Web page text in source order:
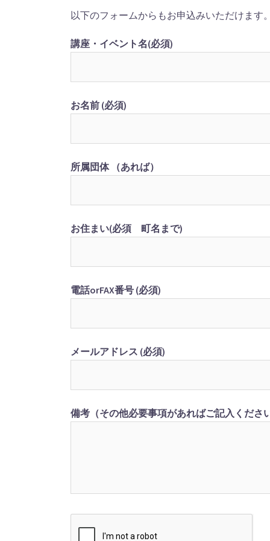
以下のフォームからもお申込みいただけます
講座・イベント名(必須)
お名前 (必須)
所属団体 （あれば）
お住まい(必須 町名まで)
電話orFAX番号 (必須)
メールアドレス (必須)
備考（その他必要事項があればご記入くださ